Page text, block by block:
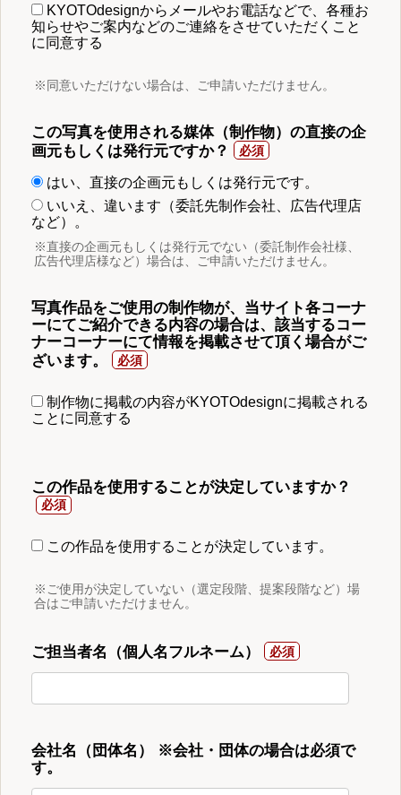
KYOTOdesignからメールやお電話などで、各種お
知らせやご案内などのご連絡をさせていただくこと
に同意する
※同意いただけない場合は、ご申請いただけません。
この写真を使用される媒体（制作物）の直接の企
画元もしくは発行元ですか？
はい、直接の企画元もしくは発行元です。
いいえ、違います（委託先制作会社、広告代理店
など）。
※直接の企画元もしくは発行元でない（委託制作会社様、
広告代理店様など）場合は、ご申請いただけません。
写真作品をご使用の制作物が、当サイト各コーナ
ーにてご紹介できる内容の場合は、該当するコー
ナーコーナーにて情報を掲載させて頂く場合がご
ざいます。
制作物に掲載の内容がKYOTOdesignに掲載される
ことに同意する
この作品を使用することが決定していますか？
この作品を使用することが決定しています。
※ご使用が決定していない（選定段階、提案段階など）場
合はご申請いただけません。
ご担当者名（個人名フルネーム）
会社名（団体名） ※会社・団体の場合は必須で
す。